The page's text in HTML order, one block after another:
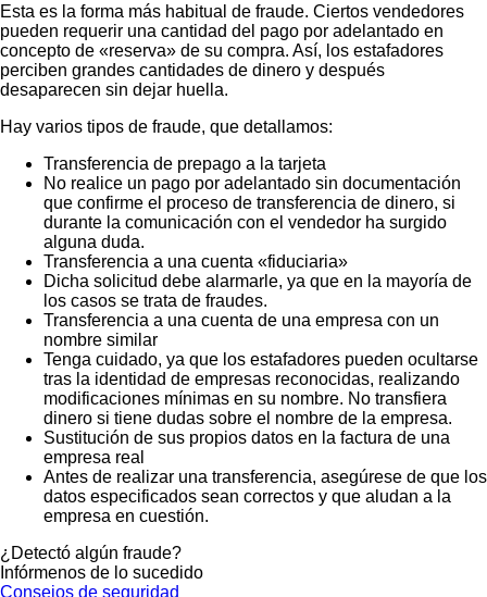
Esta es la forma más habitual de fraude. Ciertos vendedores
pueden requerir una cantidad del pago por adelantado en
concepto de «reserva» de su compra. Así, los estafadores
perciben grandes cantidades de dinero y después
desaparecen sin dejar huella.
Hay varios tipos de fraude, que detallamos:
Transferencia de prepago a la tarjeta
No realice un pago por adelantado sin documentación
que confirme el proceso de transferencia de dinero, si
durante la comunicación con el vendedor ha surgido
alguna duda.
Transferencia a una cuenta «fiduciaria»
Dicha solicitud debe alarmarle, ya que en la mayoría de
los casos se trata de fraudes.
Transferencia a una cuenta de una empresa con un
nombre similar
Tenga cuidado, ya que los estafadores pueden ocultarse
tras la identidad de empresas reconocidas, realizando
modificaciones mínimas en su nombre. No transfiera
dinero si tiene dudas sobre el nombre de la empresa.
Sustitución de sus propios datos en la factura de una
empresa real
Antes de realizar una transferencia, asegúrese de que los
datos especificados sean correctos y que aludan a la
empresa en cuestión.
¿Detectó algún fraude?
Infórmenos de lo sucedido
Consejos de seguridad